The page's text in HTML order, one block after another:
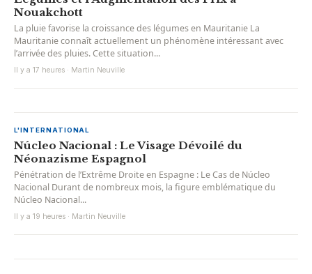
Nouakchott
La pluie favorise la croissance des légumes en Mauritanie La
Mauritanie connaît actuellement un phénomène intéressant avec
l’arrivée des pluies. Cette situation...
Il y a 17 heures · Martin Neuville
L'INTERNATIONAL
Núcleo Nacional : Le Visage Dévoilé du
Néonazisme Espagnol
Pénétration de l’Extrême Droite en Espagne : Le Cas de Núcleo
Nacional Durant de nombreux mois, la figure emblématique du
Núcleo Nacional...
Il y a 19 heures · Martin Neuville